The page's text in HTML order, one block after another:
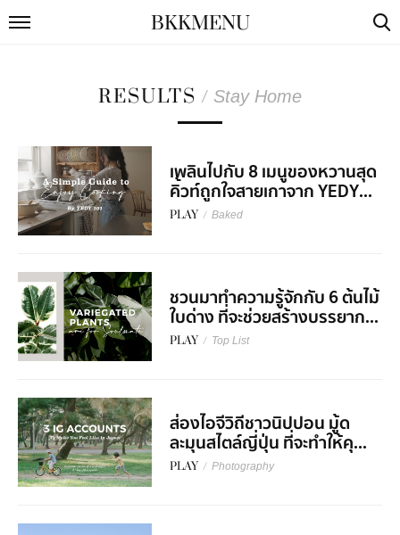
BKKMENU
RESULTS / Stay Home
เพลินไปกับ 8 เมนูของหวานสุด
คิ้วท์ถูกใจสายเกาจาก YEDY...
PLAY / Baked
ชวนมาทำความรู้จักกับ 6 ต้นไม้
ใบด่าง ที่จะช่วยสร้างบรรยาก...
PLAY / Top List
ส่องไอจีวิถีชาวนิปปอน มู้ด
ละมุนสไตล์ญี่ปุ่น ที่จะทำให้คุ...
PLAY / Photography